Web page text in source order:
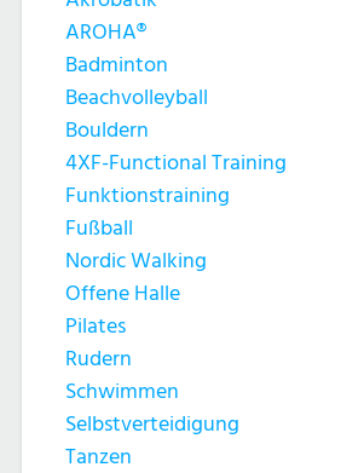
AROHA®
Badminton
Beachvolleyball
Bouldern
4XF-Functional Training
Funktionstraining
Fußball
Nordic Walking
Offene Halle
Pilates
Rudern
Schwimmen
Selbstverteidigung
Tanzen